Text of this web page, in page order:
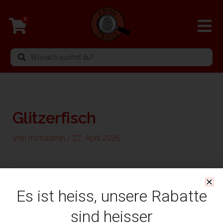
Inhalt
springen
0
Search
...
Glitzerfisch
Von mchadmin / 22. April 2026
Es ist heiss, unsere Rabatte
sind heisser